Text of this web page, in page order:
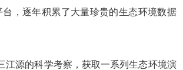
台，逐年积累了大量珍贵的生态环境数据
源的科学考察，获取一系列生态环境演